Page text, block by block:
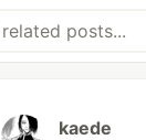
kaede